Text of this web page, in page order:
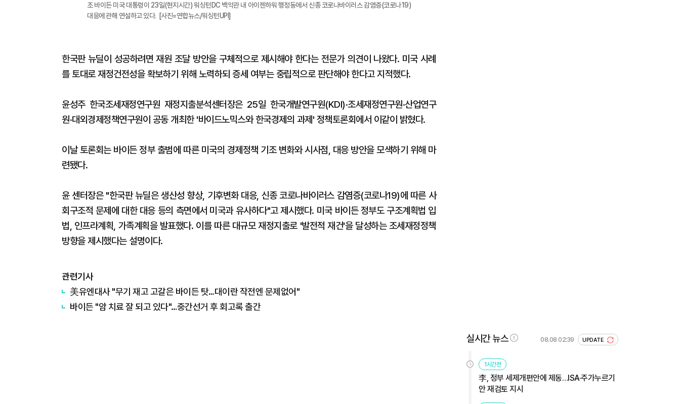
조 바이든 미국 대통령이 23일(현지시간) 워싱턴DC 백악관 내 아이젠하워 행정동에서 신종 코로나바이러스 감염증(코로나19)
대응에 관해 연설하고 있다. [사진=연합뉴스/워싱턴UPI]
한국판 뉴딜이 성공하려면 재원 조달 방안을 구체적으로 제시해야 한다는 전문가 의견이 나왔다. 미국 사례
를 토대로 재정건전성을 확보하기 위해 노력하되 증세 여부는 중립적으로 판단해야 한다고 지적했다.
윤성주 한국조세재정연구원 재정지출분석센터장은 25일 한국개발연구원(KDI)·조세재정연구원·산업연구
원·대외경제정책연구원이 공동 개최한 '바이드노믹스와 한국경제의 과제' 정책토론회에서 이같이 밝혔다.
이날 토론회는 바이든 정부 출범에 따른 미국의 경제정책 기조 변화와 시사점, 대응 방안을 모색하기 위해 마
련됐다.
윤 센터장은 "한국판 뉴딜은 생산성 향상, 기후변화 대응, 신종 코로나바이러스 감염증(코로나19)에 따른 사
회구조적 문제에 대한 대응 등의 측면에서 미국과 유사하다"고 제시했다. 미국 바이든 정부도 구조계획법 입
법, 인프라계획, 가족계획을 발표했다. 이를 따른 대규모 재정지출로 '발전적 재건'을 달성하는 조세재정정책
방향을 제시했다는 설명이다.
관련기사
美유엔대사 "무기 재고 고갈은 바이든 탓…대이란 작전엔 문제없어"
바이든 "암 치료 잘 되고 있다"…중간선거 후 회고록 출간
실시간 뉴스 08.08 02:39 UPDATE
1시간전
李, 정부 세제개편안에 제동…ISA·주가누르기
안 재검토 지시